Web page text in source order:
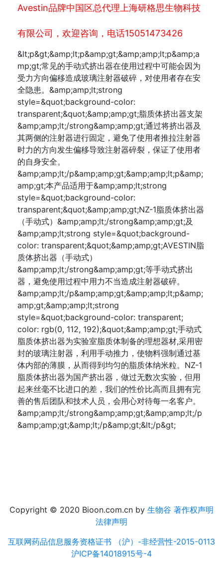
Avestin品牌中国区总代理上海研格思生物科技
有限公司，欢迎咨询，电话15051473426
&lt;p&gt;&amp;lt;p&amp;gt;&amp;amp;lt;p&amp;a
mp;gt;常见的手动式挤出器在使用过程中可能会因为
受力方向偏移造成玻璃注射器破碎，对使用者存在安
全隐患。&amp;amp;lt;strong
style=&quot;background-color:
transparent;&quot;&amp;amp;gt;脂质体挤出器支架
&amp;amp;lt;/strong&amp;amp;gt;通过将挤出器及
其两侧的注射器进行固定，避免了使用者推拉注射器
时力的方向发生偏移导致注射器碎裂，保证了使用者
的自身安全。
&amp;amp;lt;/p&amp;amp;gt;&amp;amp;lt;p&amp;
amp;gt;本产品适用于&amp;amp;lt;strong
style=&quot;background-color:
transparent;&quot;&amp;amp;gt;NZ-1脂质体挤出器
（手动式）&amp;amp;lt;/strong&amp;amp;gt;及
&amp;amp;lt;strong style=&quot;background-
color: transparent;&quot;&amp;amp;gt;AVESTIN脂
质体挤出器（手动式）
&amp;amp;lt;/strong&amp;amp;gt;等手动式挤出
器，避免使用过程中用力不当造成注射器破碎。
&amp;amp;lt;/p&amp;amp;gt;&amp;amp;lt;p&amp;
amp;gt;&amp;amp;lt;strong
style=&quot;background-color: transparent;
color: rgb(0, 112, 192);&quot;&amp;amp;gt;手动式
脂质体挤出器为实验室脂质体制备的理想器材,采用密
封的玻璃注射器，利用手动推力，使物料强制通过基
体内部的薄膜，从而得到均匀的脂质体纳米粒。NZ-1
脂质体挤出器为国产挤出器，做过无数次实验，但用
起来丝毫不比进口的差，我们的性价比高而且拥有完
善的售后团队和技术人员，会用心对待每一名客户。
&amp;amp;lt;/strong&amp;amp;gt;&amp;amp;lt;/p
&amp;amp;gt;&amp;lt;/p&amp;gt;&lt;/p&gt;
Copyright © 2020 Bioon.com.cn by 生物谷 著作权声明
法律声明
互联网药品信息服务资格证书 （沪）-非经营性-2015-0113
沪ICP备14018915号-4